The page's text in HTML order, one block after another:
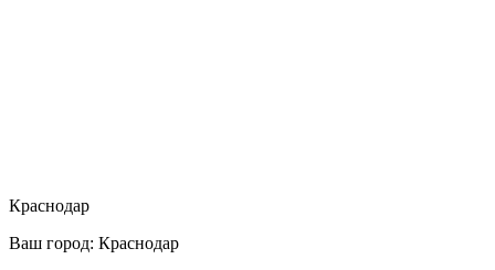
Краснодар
Ваш город: Краснодар